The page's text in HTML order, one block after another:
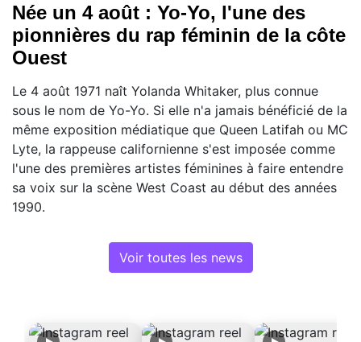
Née un 4 août : Yo-Yo, l'une des
pionnières du rap féminin de la côte
Ouest
Le 4 août 1971 naît Yolanda Whitaker, plus connue
sous le nom de Yo-Yo. Si elle n'a jamais bénéficié de la
même exposition médiatique que Queen Latifah ou MC
Lyte, la rappeuse californienne s'est imposée comme
l'une des premières artistes féminines à faire entendre
sa voix sur la scène West Coast au début des années
1990.
Voir toutes les news